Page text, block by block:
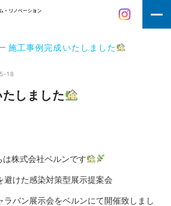
・リノベーション
施工事例完成いたしました
18
しました
は株式会社ベルンです
避けた感染対策型展示提案会
ラバン展示会をベルンにて開催致しまし